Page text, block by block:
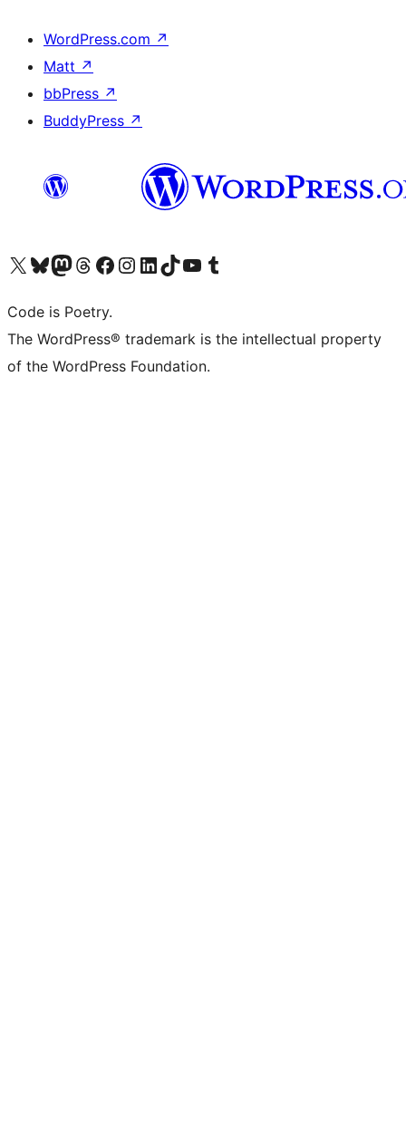
WordPress.com ↗
Matt ↗
bbPress ↗
BuddyPress ↗
Bezoek ons X (voorheen Twitter) account
Bezoek onze Bluesky account
Bezoek ons Mastodon account
Bezoek onze Threads account
Onze Facebookpagina bezoeken
Bezoek onze Instagram account
Bezoek onze LinkedIn account
Bezoek onze TikTok account
Bezoek ons YouTube kanaalBezoek onze Tumblr account
Code is Poetry.
The WordPress® trademark is the intellectual property
of the WordPress Foundation.